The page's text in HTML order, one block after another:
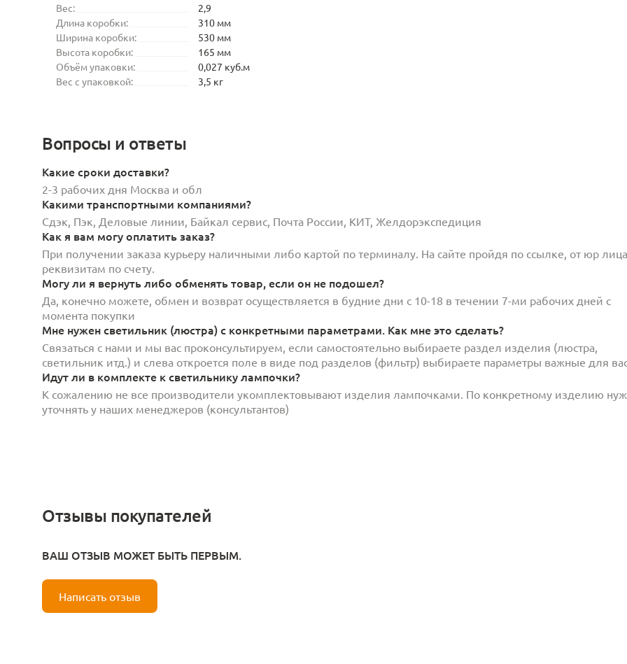
Вес:
2,9
Длина коробки:
310 мм
Ширина коробки:
530 мм
Высота коробки:
165 мм
Объём упаковки:
0,027 куб.м
Вес с упаковкой:
3,5 кг
Вопросы и ответы
Какие сроки доставки?
2-3 рабочих дня Москва и обл
Какими транспортными компаниями?
Сдэк, Пэк, Деловые линии, Байкал сервис, Почта России, КИТ, Желдорэкспедиция
Как я вам могу оплатить заказ?
При получении заказа курьеру наличными либо картой по терминалу. На сайте пройдя по ссылке, от юр
реквизитам по счету.
Могу ли я вернуть либо обменять товар, если он не подошел?
Да, конечно можете, обмен и возврат осуществляется в будние дни с 10-18 в течении 7-ми рабочих дней с
момента покупки
Мне нужен светильник (люстра) с конкретными параметрами. Как мне это сделать?
Связаться с нами и мы вас проконсультируем, если самостоятельно выбираете раздел изделия (люстра,
светильник итд.) и слева откроется поле в виде под разделов (фильтр) выбираете параметры важные для
Идут ли в комплекте к светильнику лампочки?
К сожалению не все производители укомплектовывают изделия лампочками. По конкретному изделию
уточнять у наших менеджеров (консультантов)
Отзывы покупателей
ВАШ ОТЗЫВ МОЖЕТ БЫТЬ ПЕРВЫМ.
Написать отзыв